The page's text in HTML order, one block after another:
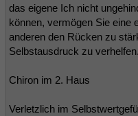
das eigene Ich nicht
können, vermögen Sie eine
anderen den Rücken zu
Selbstausdruck zu verhelfen.
Chiron im 2. Haus
Verletzlich im